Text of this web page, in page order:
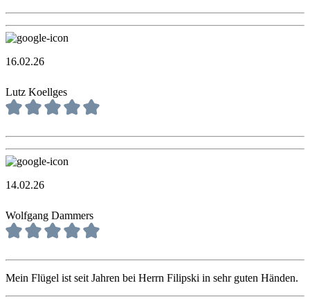
16.02.26
Lutz Koellges
14.02.26
Wolfgang Dammers
Mein Flügel ist seit Jahren bei Herrn Filipski in sehr guten Händen.